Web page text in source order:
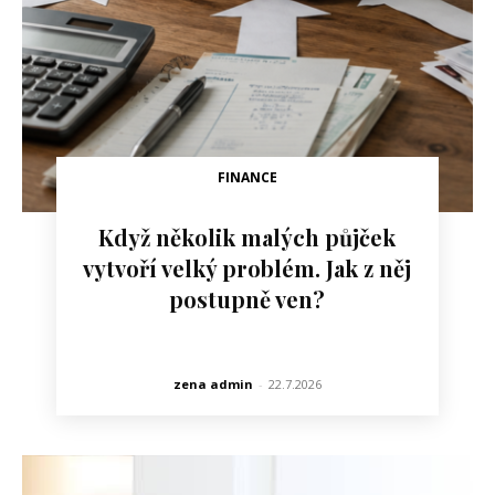
FINANCE
Když několik malých půjček
vytvoří velký problém. Jak z něj
postupně ven?
zena admin - 22.7.2026